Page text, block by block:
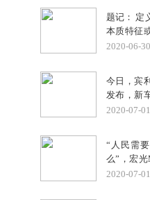
标”。
见未来高
龙，邀请
同领域的
化。
题记： 定
本质特征
外延的确
者、缔造
2020-06-30
今日，宾
发布，新
外观采用
W12两种
动力版本
时间是7月
2020-07-01
“人民需
么”，宏
下中国城
2020-07-01